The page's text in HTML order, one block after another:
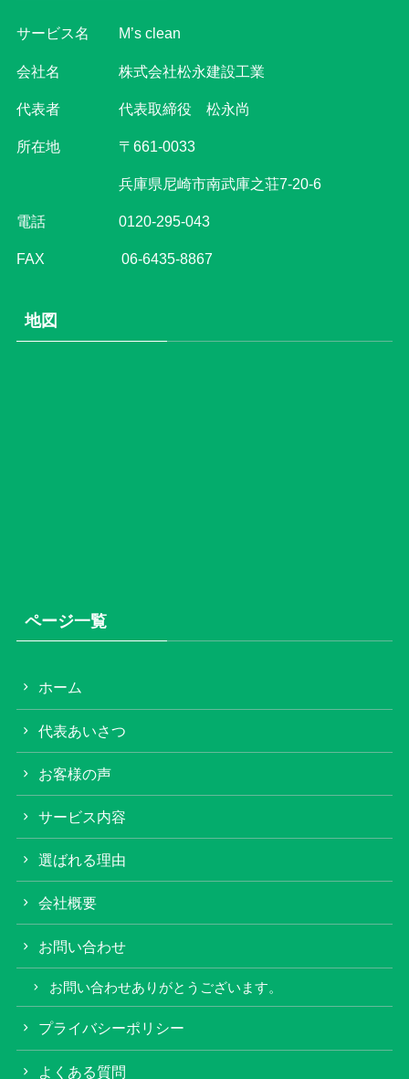
サービス名 M’s clean
会社名 株式会社松永建設工業
代表者 代表取締役 松永尚
所在地 〒661-0033
兵庫県尼崎市南武庫之荘7-20-6
電話 0120-295-043
FAX 06-6435-8867
地図
ページ一覧
ホーム
代表あいさつ
お客様の声
サービス内容
選ばれる理由
会社概要
お問い合わせ
お問い合わせありがとうございます。
プライバシーポリシー
よくある質問